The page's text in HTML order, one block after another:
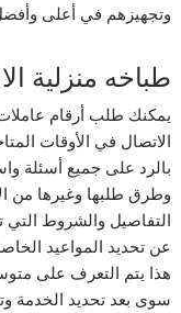
وتجهيزهم في أعلى
طباخه منزلية
يمكنك طلب أرقام
الاتصال في الأوقات
بالرد على جميع أسئلة
وطرق طلبها وغيرها من
التفاصيل والشروط التي
عن تحديد المواعيد
هذا يتم التعرف على
سوى بعد تحديد الخدمة